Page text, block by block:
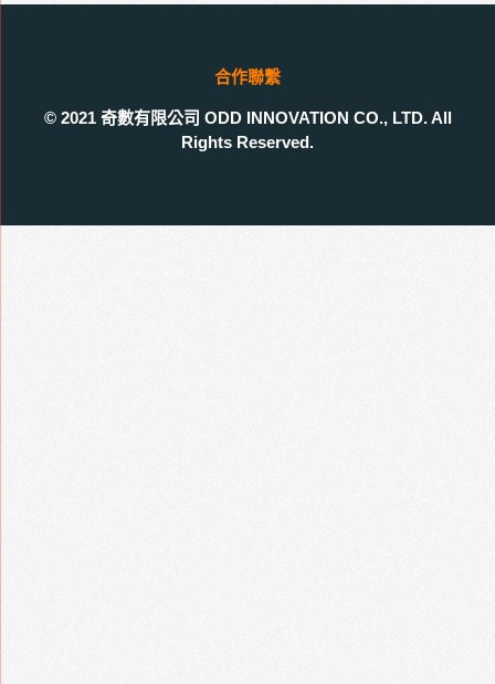
合作聯繫
© 2021 奇數有限公司 ODD INNOVATION CO., LTD. All
Rights Reserved.